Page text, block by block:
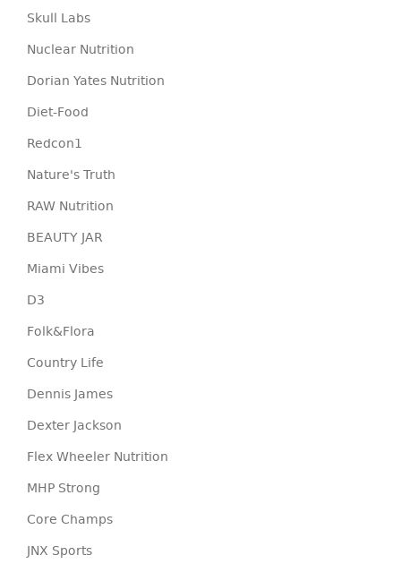
Skull Labs
Nuclear Nutrition
Dorian Yates Nutrition
Diet-Food
Redcon1
Nature's Truth
RAW Nutrition
BEAUTY JAR
Miami Vibes
D3
Folk&Flora
Country Life
Dennis James
Dexter Jackson
Flex Wheeler Nutrition
MHP Strong
Core Champs
JNX Sports